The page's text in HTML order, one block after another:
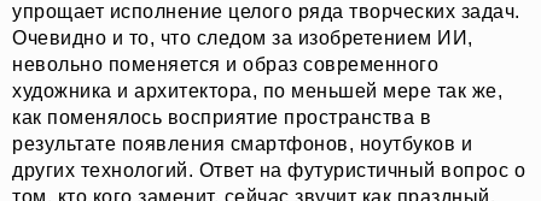
упрощает исполнение целого ряда творческих задач.
Очевидно и то, что следом за изобретением ИИ,
невольно поменяется и образ современного
художника и архитектора, по меньшей мере так же,
как поменялось восприятие пространства в
результате появления смартфонов, ноутбуков и
других технологий. Ответ на футуристичный вопрос о
том, кто кого заменит, сейчас звучит как праздный.